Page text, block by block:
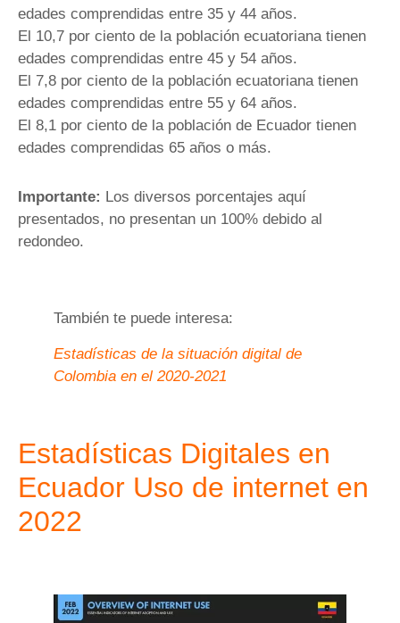
edades comprendidas entre 35 y 44 años.
El 10,7 por ciento de la población ecuatoriana tienen
edades comprendidas entre 45 y 54 años.
El 7,8 por ciento de la población ecuatoriana tienen
edades comprendidas entre 55 y 64 años.
El 8,1 por ciento de la población de Ecuador tienen
edades comprendidas 65 años o más.
Importante: Los diversos porcentajes aquí
presentados, no presentan un 100% debido al
redondeo.
También te puede interesa:
Estadísticas de la situación digital de
Colombia en el 2020-2021
Estadísticas Digitales en
Ecuador Uso de internet en
2022